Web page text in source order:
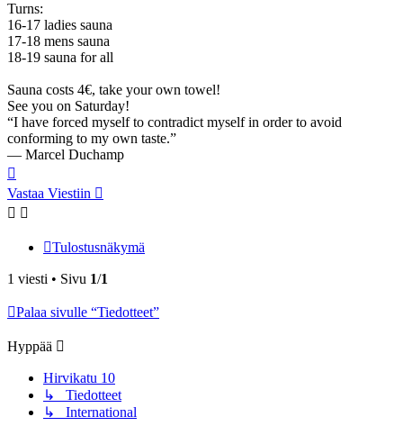
Turns:
16-17 ladies sauna
17-18 mens sauna
18-19 sauna for all
Sauna costs 4€, take your own towel!
See you on Saturday!
“I have forced myself to contradict myself in order to avoid
conforming to my own taste.”
― Marcel Duchamp
Vastaa Viestiin
Tulostusnäkymä
1 viesti • Sivu 1/1
Palaa sivulle “Tiedotteet”
Hyppää
Hirvikatu 10
↳ Tiedotteet
↳ International